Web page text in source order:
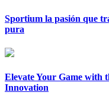
Sportium la pasión que
pura
Elevate Your Game with
Innovation